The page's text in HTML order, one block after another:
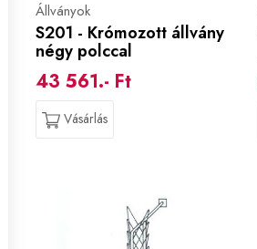
Állványok
S201 - Krómozott állvány
négy polccal
43 561.- Ft
Vásárlás